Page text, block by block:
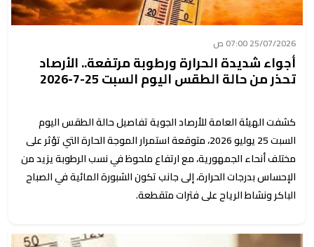
25/07/2026 07:00 ص
أجواء شديدة الحرارة ورطوبة مرتفعة.. الأرصاد
تحذر من حالة الطقس اليوم السبت 25-7-2026
كشفت الهيئة العامة للأرصاد الجوية تفاصيل حالة الطقس اليوم
السبت 25 يوليو 2026، متوقعة استمرار الموجة الحارة التي تؤثر على
مختلف أنحاء الجمهورية، مع ارتفاع ملحوظ في نسب الرطوبة يزيد من
الإحساس بدرجات الحرارة، إلى جانب تكون الشبورة المائية في الصباح
الباكر ونشاط الرياح على فترات متقطعة.